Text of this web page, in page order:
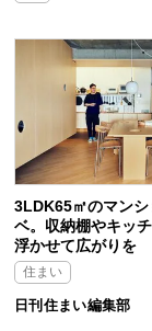
3LDK65㎡のマンシ
ベ。収納棚やキッ
浮かせて広がりを
住まい
日刊住まい編集部